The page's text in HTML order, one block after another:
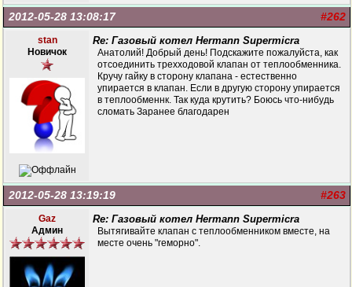
#262
2012-05-28 13:08:17
stan
Новичок
Re: Газовый котел Hermann Supermicra
Анатолий! Добрый день! Подскажите пожалуйста, как
отсоединить трехходовой клапан от теплообменника.
Кручу гайку в сторону клапана - естественно
упирается в клапан. Если в другую сторону упирается
в теплообменнк. Так куда крутить? Боюсь что-нибудь
сломать Заранее благодарен
#263
2012-05-28 13:19:19
Gaz
Админ
Re: Газовый котел Hermann Supermicra
Вытягивайте клапан с теплообменником вместе, на
месте очень "геморно".